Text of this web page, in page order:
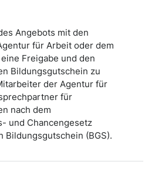
Angebots mit den
für Arbeit oder dem
Freigabe und den
Bildungsgutschein zu
der Agentur für
für
nach dem
und Chancengesetz
Bildungsgutschein (BGS).